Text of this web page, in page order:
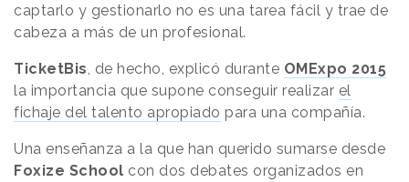
captarlo y gestionarlo no es una tarea fácil y trae de
cabeza a más de un profesional.
TicketBis , de hecho, explicó durante OMExpo 2015
la importancia que supone conseguir realizar el
fichaje del talento apropiado para una compañía.
Una enseñanza a la que han querido sumarse desde
Foxize School con dos debates organizados en